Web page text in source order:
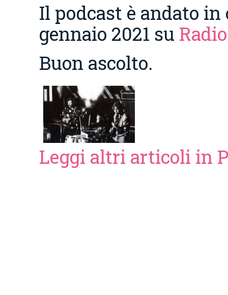
Il podcast è andato in
gennaio 2021 su
Buon ascolto.
Leggi altri articoli in